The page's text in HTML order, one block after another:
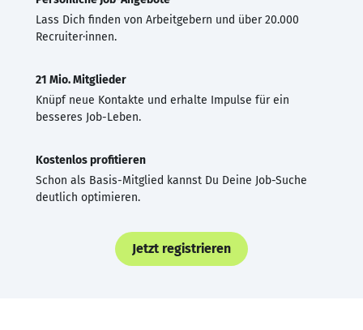
Lass Dich finden von Arbeitgebern und über 20.000
Recruiter·innen.
21 Mio. Mitglieder
Knüpf neue Kontakte und erhalte Impulse für ein
besseres Job-Leben.
Kostenlos profitieren
Schon als Basis-Mitglied kannst Du Deine Job-Suche
deutlich optimieren.
Jetzt registrieren